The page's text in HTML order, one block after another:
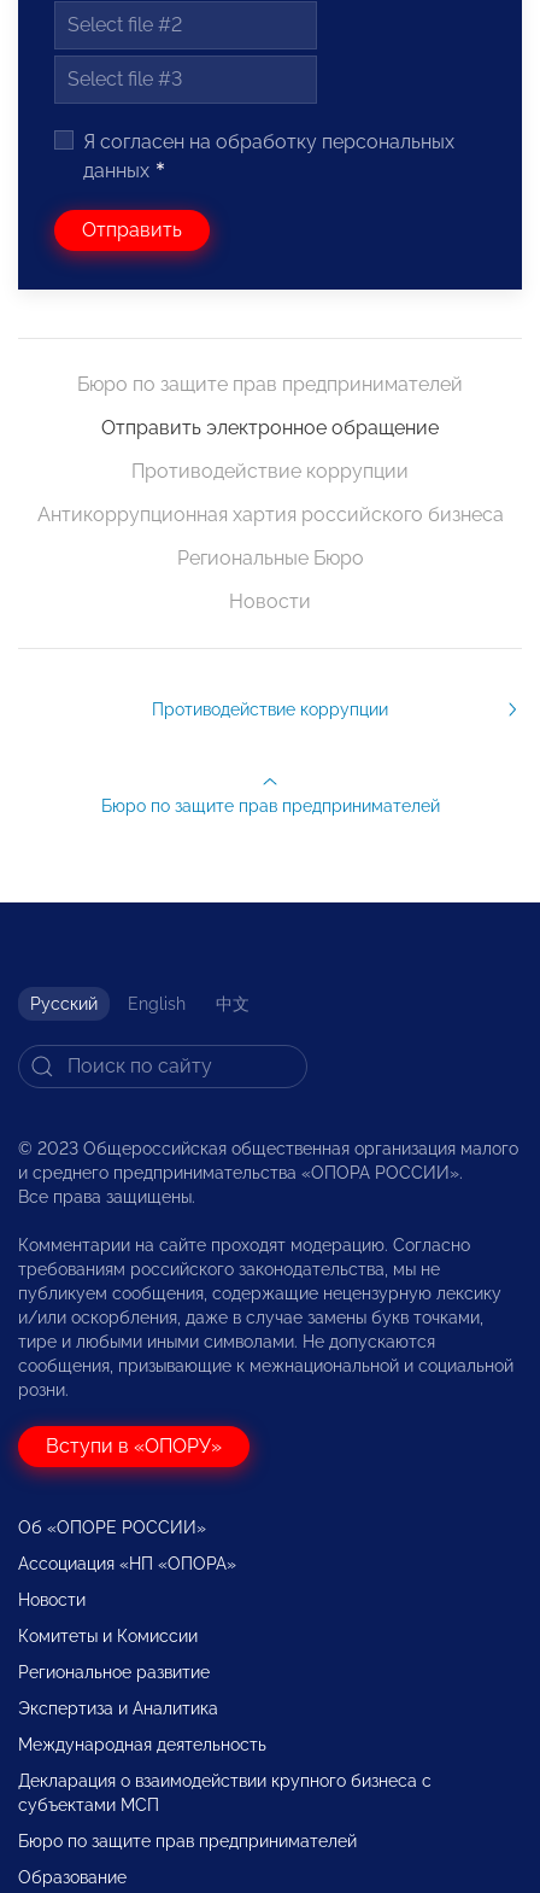
Я согласен на обработку персональных
данных
Отправить
Бюро по защите прав предпринимателей
Отправить электронное обращение
Противодействие коррупции
Антикоррупционная хартия российского бизнеса
Региональные Бюро
Новости
Противодействие коррупции
Бюро по защите прав предпринимателей
Русский English 中文
© 2023 Общероссийская общественная организация малого
и среднего предпринимательства «ОПОРА РОССИИ».
Все права защищены.
Комментарии на сайте проходят модерацию. Согласно
требованиям российского законодательства, мы не
публикуем сообщения, содержащие нецензурную лексику
и/или оскорбления, даже в случае замены букв точками,
тире и любыми иными символами. Не допускаются
сообщения, призывающие к межнациональной и социальной
розни.
Вступи в «ОПОРУ»
Об «ОПОРЕ РОССИИ»
Ассоциация «НП «ОПОРА»
Новости
Комитеты и Комиссии
Региональное развитие
Экспертиза и Аналитика
Международная деятельность
Декларация о взаимодействии крупного бизнеса с
субъектами МСП
Бюро по защите прав предпринимателей
Образование